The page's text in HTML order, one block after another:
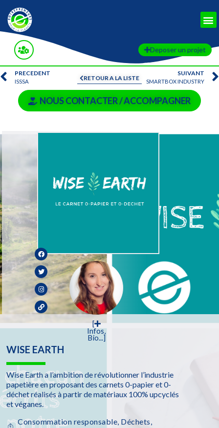
Deposer un projet
RETOUR A LA LISTE
PRECEDENT
ISSSA
SUIVANT
SMARTBOX INDUSTRY
NOUS CONTACTER / ACCOMPAGNER
[
Infos,
Bio...]
WISE EARTH
Wise Earth a l’ambition de révolutionner l’industrie
papetière en proposant des carnets 0-papier et 0-
déchet réalisés à partir de matériaux 100% upcyclés
et véganes.
Consommation responsable, Déchets,